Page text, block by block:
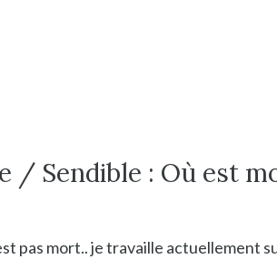
/ Sendible : Où est
pas mort.. je travaille actuellement